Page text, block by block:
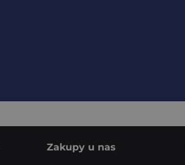
Zakupy u nas